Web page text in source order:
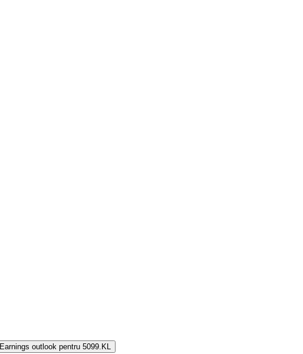
Earnings outlook pentru 5099.KL